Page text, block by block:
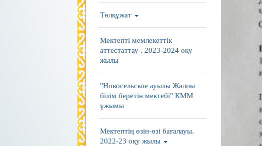
Төлқұжат
Мектепті мемлекеттік
аттестаттау . 2023-2024 оқу
жылы
"Новосельское ауылы Жалпы
білім беретін мектебі" КММ
ұжымы
Мектептің өзін-өзі бағалауы.
2022-23 оқу жылы